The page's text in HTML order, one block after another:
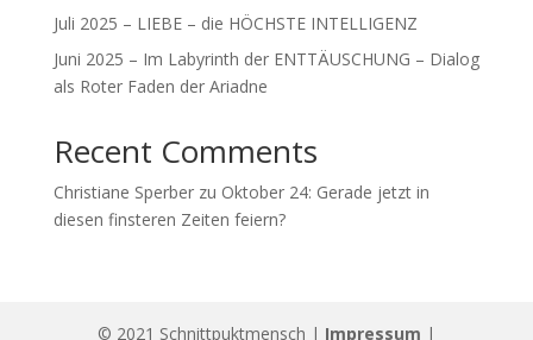
Juli 2025 – LIEBE – die HÖCHSTE INTELLIGENZ
Juni 2025 – Im Labyrinth der ENTTÄUSCHUNG – Dialog
als Roter Faden der Ariadne
Recent Comments
Christiane Sperberzu Oktober 24: Gerade jetzt in
diesen finsteren Zeiten feiern?
© 2021 Schnittpuktmensch | Impressum |